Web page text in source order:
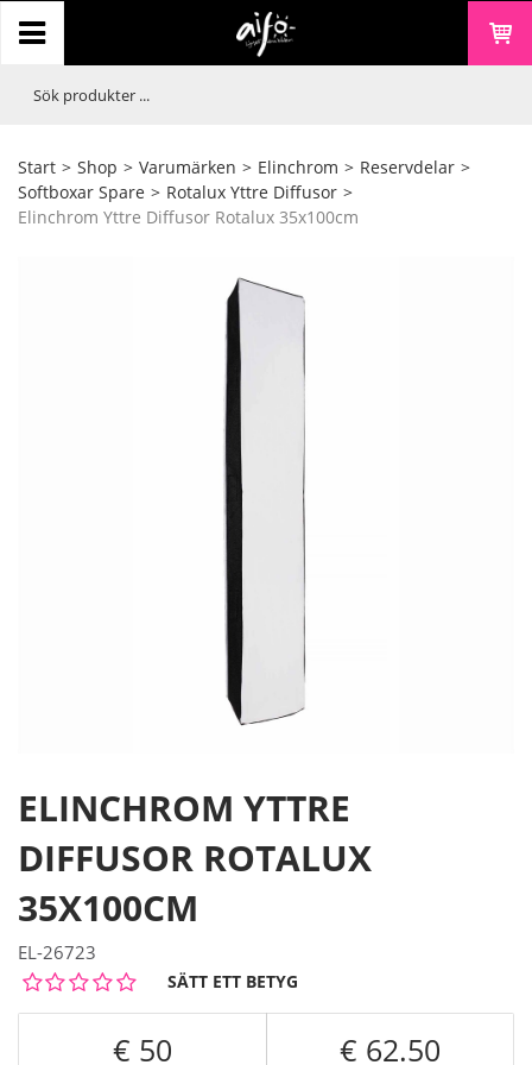
Start > Shop > Varumärken > Elinchrom > Reservdelar >
Softboxar Spare > Rotalux Yttre Diffusor >
Elinchrom Yttre Diffusor Rotalux 35x100cm
ELINCHROM YTTRE
DIFFUSOR ROTALUX
35X100CM
EL-26723
SÄTT ETT BETYG
50 62.50